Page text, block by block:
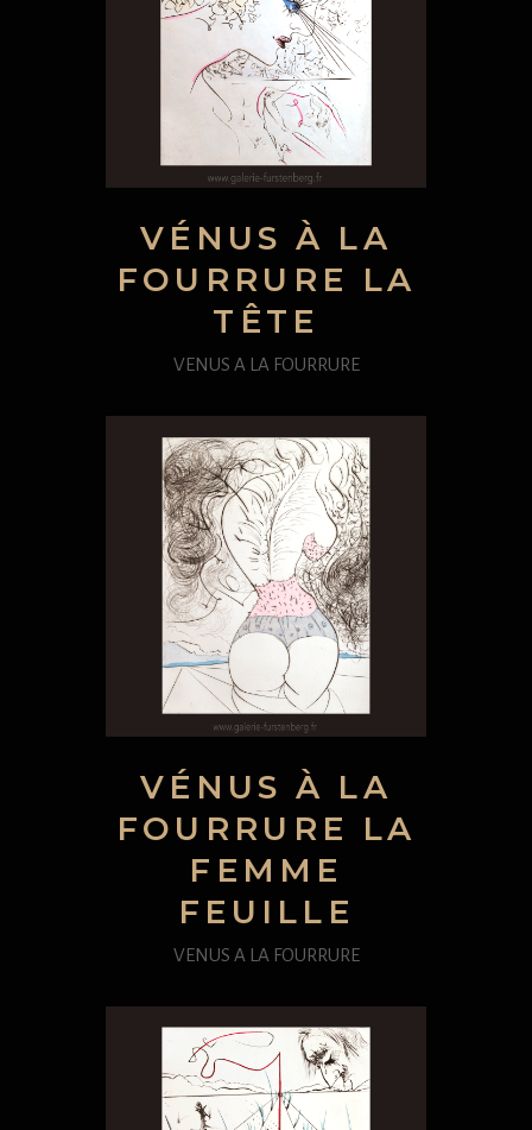
VÉNUS À LA
FOURRURE LA
TÊTE
VENUS A LA FOURRURE
VÉNUS À LA
FOURRURE LA
FEMME
FEUILLE
VENUS A LA FOURRURE